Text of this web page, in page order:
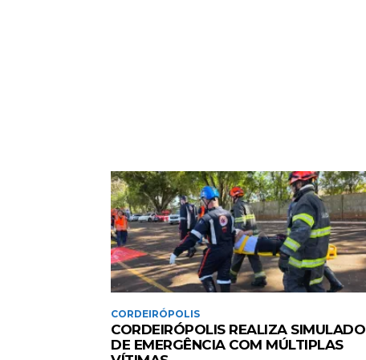
CORDEIRÓPOLIS
CORDEIRÓPOLIS REALIZA SIMULADO
DE EMERGÊNCIA COM MÚLTIPLAS